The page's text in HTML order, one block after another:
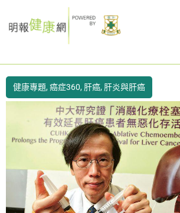
to
健康專題,癌症360, 肝癌, 肝炎與肝癌